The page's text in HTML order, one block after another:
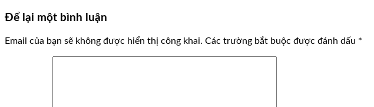
Để lại một bình luận
Email của bạn sẽ không được hiển thị công khai. Các trường bắt buộc được đánh dấu *